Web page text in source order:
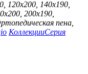
120х200, 140х190,
200х190,
пена,
КоллекцииСерия